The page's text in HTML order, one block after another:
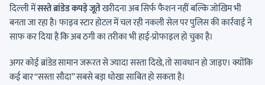
दिल्ली मेंसस्ते ब्रांडेड कपड़े जूतेखरीदना अब सिर्फ फैशन नहीं बल्कि जोखिम भी
बनता जा रहा है। फाइव स्टार होटल में चल रही नकली सेल पर पुलिस की कार्रवाई ने
साफ कर दिया है कि अब ठगी का तरीका भी हाई-प्रोफाइल हो चुका है।
अगर कोई ब्रांडेड सामान जरूरत से ज्यादा सस्ता दिखे, तो सावधान हो जाइए। क्योंकि
कई बार “सस्ता सौदा” सबसे बड़ा धोखा साबित हो सकता है।